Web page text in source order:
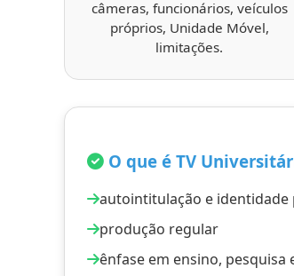
câmeras, funcionários, veículos
próprios, Unidade Móvel,
limitações.
O que é TV
autointitulação e identidade
produção regular
ênfase em ensino, pesquisa